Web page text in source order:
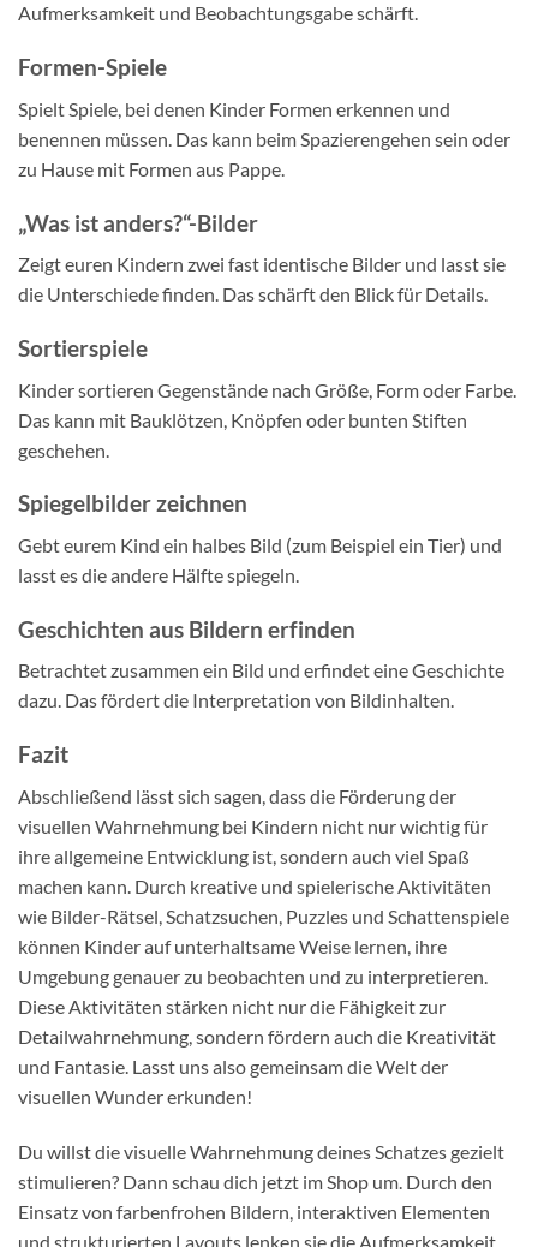
Aufmerksamkeit und Beobachtungsgabe schärft.
Formen-Spiele
Spielt Spiele, bei denen Kinder Formen erkennen und
benennen müssen. Das kann beim Spazierengehen sein oder
zu Hause mit Formen aus Pappe.
„Was ist anders?“-Bilder
Zeigt euren Kindern zwei fast identische Bilder und lasst sie
die Unterschiede finden. Das schärft den Blick für Details.
Sortierspiele
Kinder sortieren Gegenstände nach Größe, Form oder Farbe.
Das kann mit Bauklötzen, Knöpfen oder bunten Stiften
geschehen.
Spiegelbilder zeichnen
Gebt eurem Kind ein halbes Bild (zum Beispiel ein Tier) und
lasst es die andere Hälfte spiegeln.
Geschichten aus Bildern erfinden
Betrachtet zusammen ein Bild und erfindet eine Geschichte
dazu. Das fördert die Interpretation von Bildinhalten.
Fazit
Abschließend lässt sich sagen, dass die Förderung der
visuellen Wahrnehmung bei Kindern nicht nur wichtig für
ihre allgemeine Entwicklung ist, sondern auch viel Spaß
machen kann. Durch kreative und spielerische Aktivitäten
wie Bilder-Rätsel, Schatzsuchen, Puzzles und Schattenspiele
können Kinder auf unterhaltsame Weise lernen, ihre
Umgebung genauer zu beobachten und zu interpretieren.
Diese Aktivitäten stärken nicht nur die Fähigkeit zur
Detailwahrnehmung, sondern fördern auch die Kreativität
und Fantasie. Lasst uns also gemeinsam die Welt der
visuellen Wunder erkunden!
Du willst die visuelle Wahrnehmung deines Schatzes gezielt
stimulieren? Dann schau dich jetzt im Shop um. Durch den
Einsatz von farbenfrohen Bildern, interaktiven Elementen
und strukturierten Layouts lenken sie die Aufmerksamkeit